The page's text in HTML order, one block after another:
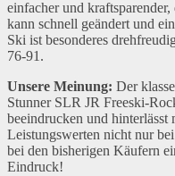
einfacher und
kann schnell geändert und
Ski ist besonderes
76-91.
Unsere Meinung: Der
Stunner SLR JR Freeski-
beeindrucken und hinterlässt
Leistungswerten nicht nur
bei den bisherigen Käufern
Eindruck!